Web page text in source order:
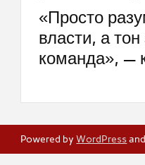
«Просто
власти, а
команда», —
Powered byWordPressand